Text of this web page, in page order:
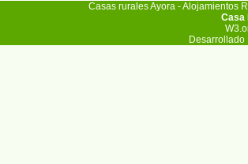
Casas rurales Ayora -Alojamientos
Casa
Desarrollado